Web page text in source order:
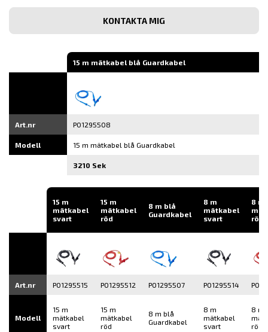
Bekräfta
post
15 m mätkabel blå Guardkabel
Art.nr P01295508
Modell 15 m mätkabel blå Guardkabel
3210 Sek
15 m
mätkabel
svart
15 m
mätkabel
röd
8 m blå
Guardkabel
8 m
mätkabel
svart
8 m
röd
Art.nr P01295515 P01295512 P01295507 P01295514
Modell
15 m
mätkabel
svart
15 m
mätkabel
röd
8 m blå
Guardkabel
8 m
mätkabel
svart
8 m
röd